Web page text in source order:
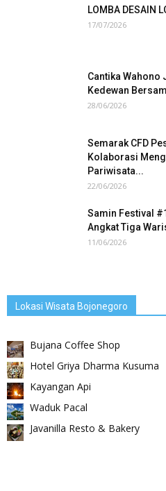
LOMBA DESAIN
17/07/2026
Cantika Wahono
Kedewan
28/06/2026
Semarak CFD
Kolaborasi
Pariwisata...
22/06/2026
Samin Festival
Angkat Tiga
11/06/2026
Lokasi Wisata Bojonegoro
Bujana Coffee Shop
Hotel Griya Dharma Kusuma
Kayangan Api
Waduk Pacal
Javanilla Resto & Bakery